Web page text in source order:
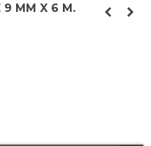
9 MM X 6 M.